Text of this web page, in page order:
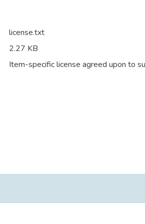
license.txt
2.27 KB
Item-specific license agreed upon to